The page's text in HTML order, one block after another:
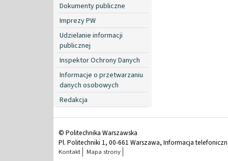
Dokumenty publiczne
Imprezy PW
Udzielanie informacji
publicznej
Inspektor Ochrony Danych
Informacje o przetwarzaniu
danych osobowych
Redakcja
© Politechnika Warszawska
Pl. Politechniki 1, 00-661 Warszawa, Informacja
Kontakt Mapa strony